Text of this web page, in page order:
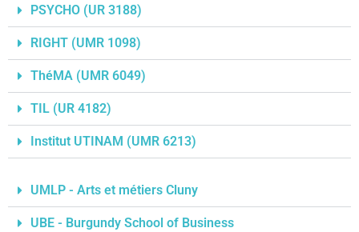
PSYCHO (UR 3188)
RIGHT (UMR 1098)
ThéMA (UMR 6049)
TIL (UR 4182)
Institut UTINAM (UMR 6213)
UMLP - Arts et métiers Cluny
UBE - Burgundy School of Business